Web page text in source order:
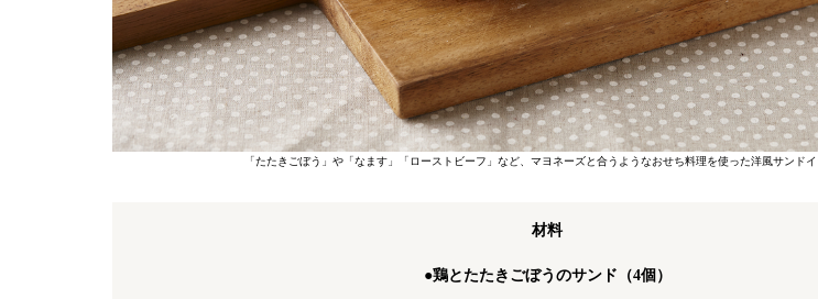
「たたきごぼう」や「なます」「ローストビーフ」など、マヨネーズと合うようなおせち料理を使った洋風サンドイ
材料
●鶏とたたきごぼうのサンド（4個）